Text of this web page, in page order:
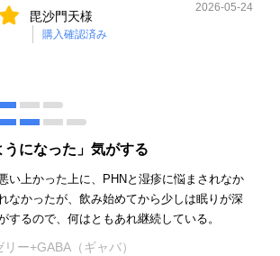
毘沙門天様
購入確認済み
2026-05-24
うになった」気がする
い上かった上に、PHNと湿疹に悩まされなか
なかったが、飲み始めてから少しは眠りが深
するので、何はともあれ継続している。
ー+GABA（ギャバ）